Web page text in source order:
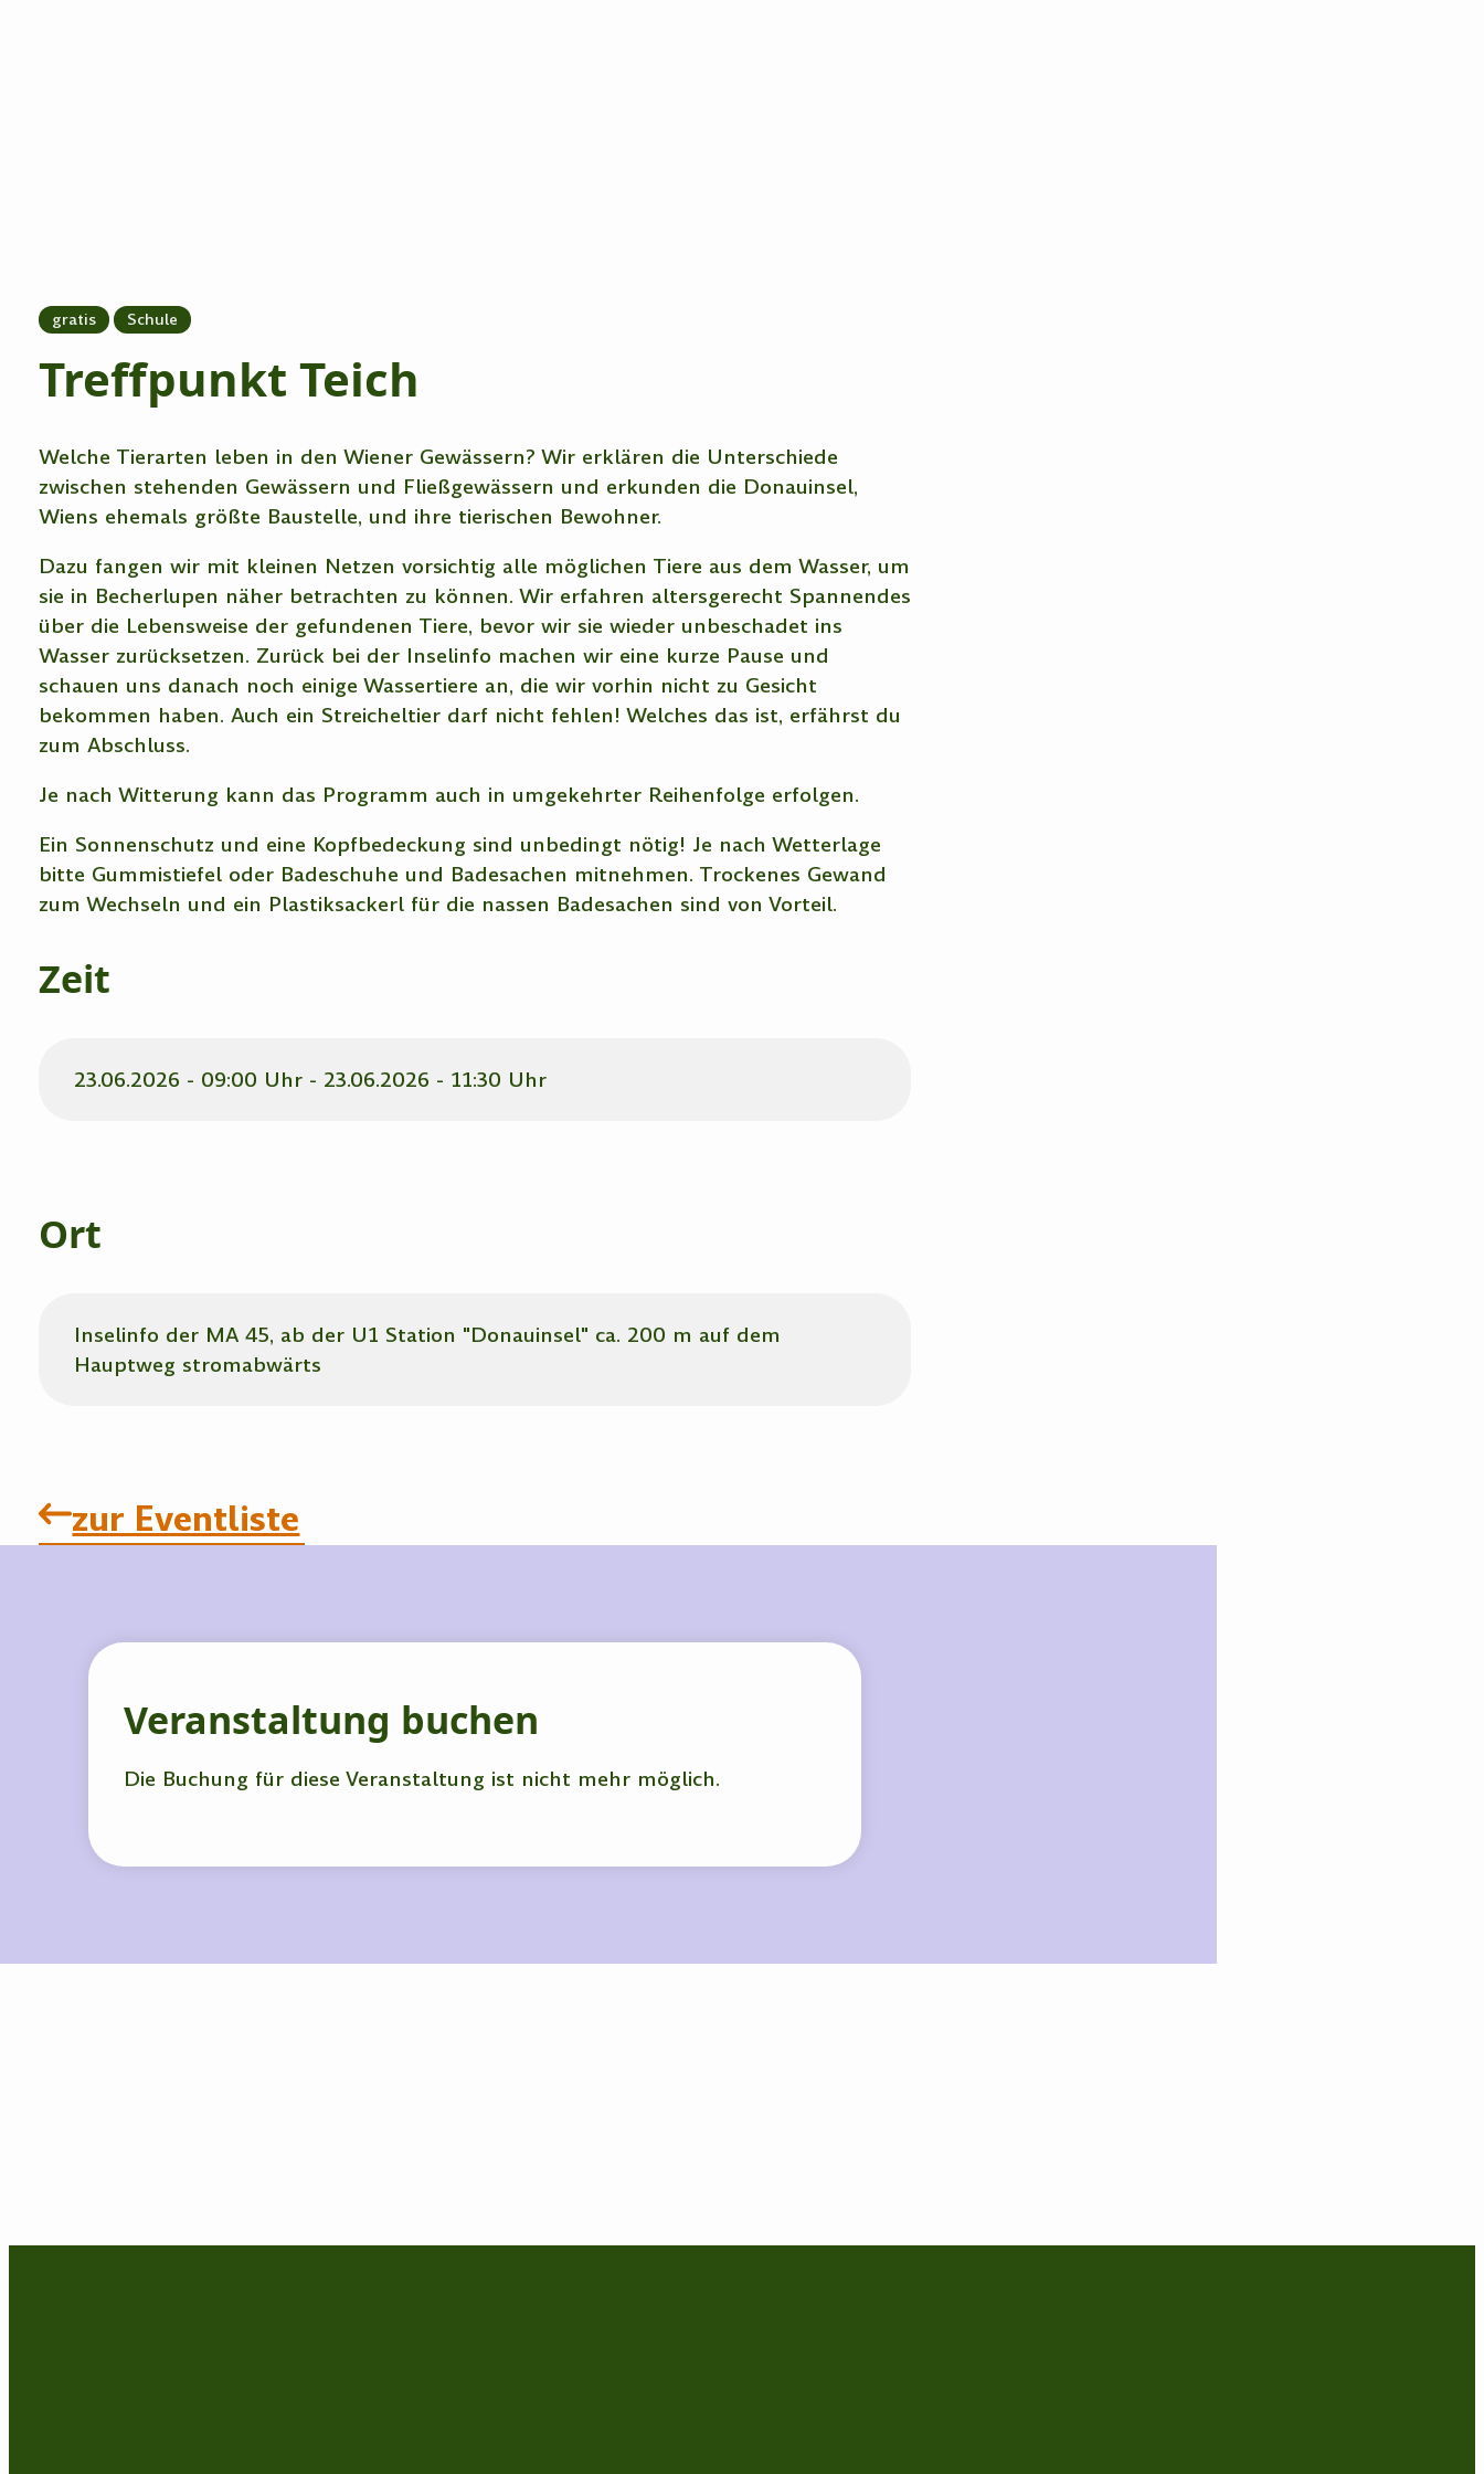
gratis Schule
Treffpunkt Teich
Welche Tierarten leben in den Wiener Gewässern? Wir erklären die Unterschiede
zwischen stehenden Gewässern und Fließgewässern und erkunden die Donauinsel,
Wiens ehemals größte Baustelle, und ihre tierischen Bewohner.
Dazu fangen wir mit kleinen Netzen vorsichtig alle möglichen Tiere aus dem Wasser, um
sie in Becherlupen näher betrachten zu können. Wir erfahren altersgerecht Spannendes
über die Lebensweise der gefundenen Tiere, bevor wir sie wieder unbeschadet ins
Wasser zurücksetzen. Zurück bei der Inselinfo machen wir eine kurze Pause und
schauen uns danach noch einige Wassertiere an, die wir vorhin nicht zu Gesicht
bekommen haben. Auch ein Streicheltier darf nicht fehlen! Welches das ist, erfährst du
zum Abschluss.
Je nach Witterung kann das Programm auch in umgekehrter Reihenfolge erfolgen.
Ein Sonnenschutz und eine Kopfbedeckung sind unbedingt nötig! Je nach Wetterlage
bitte Gummistiefel oder Badeschuhe und Badesachen mitnehmen. Trockenes Gewand
zum Wechseln und ein Plastiksackerl für die nassen Badesachen sind von Vorteil.
Zeit
23.06.2026 - 09:00 Uhr - 23.06.2026 - 11:30 Uhr
Ort
Inselinfo der MA 45, ab der U1 Station "Donauinsel" ca. 200 m auf dem
Hauptweg stromabwärts
zur Eventliste
Veranstaltung buchen
Die Buchung für diese Veranstaltung ist nicht mehr möglich.